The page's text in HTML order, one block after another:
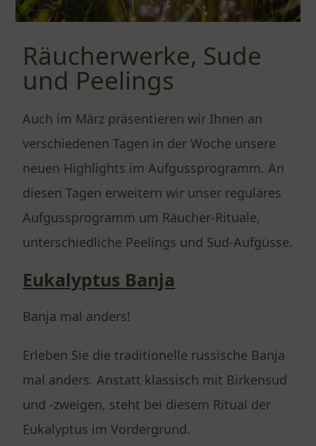
Räucherwerke, Sude
und Peelings
Auch im März präsentieren wir Ihnen an
verschiedenen Tagen in der Woche unsere
neuen Highlights im Aufgussprogramm. An
diesen Tagen erweitern wir unser reguläres
Aufgussprogramm um Räucher-Rituale,
unterschiedliche Peelings und Sud-Aufgüsse.
Eukalyptus Banja
Banja mal anders!
Erleben Sie die traditionelle russische Banja
mal anders. Anstatt klassisch mit Birkensud
und -zweigen, steht bei diesem Ritual der
Eukalyptus im Vordergrund.